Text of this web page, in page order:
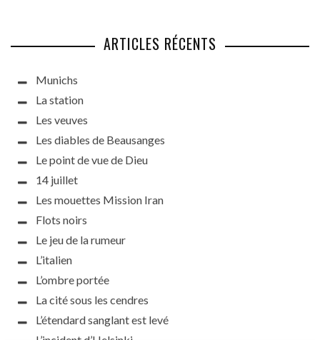
ARTICLES RÉCENTS
Munichs
La station
Les veuves
Les diables de Beausanges
Le point de vue de Dieu
14 juillet
Les mouettes Mission Iran
Flots noirs
Le jeu de la rumeur
L’italien
L’ombre portée
La cité sous les cendres
L’étendard sanglant est levé